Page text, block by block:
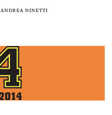
ANDREA NINETTI